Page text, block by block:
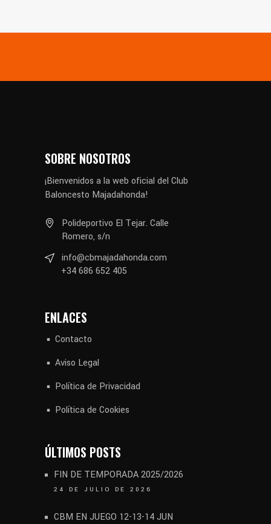
SOBRE NOSOTROS
¡Bienvenidos a la web oficial del Club
Baloncesto Majadahonda!
Polideportivo El Tejar. Calle
Romero, s/n
info@cbmajadahonda.com
+34 686 652 405
ENLACES
Contacto
Aviso Legal
Política de Privacidad
Política de Cookies
ÚLTIMOS POSTS
FIN DE TEMPORADA 2025/2026
24 DE JULIO DE 2026
CBM EN JUEGO 12-13-14 JUN